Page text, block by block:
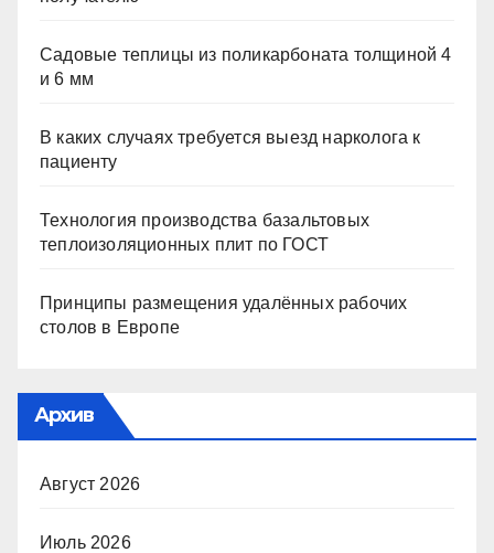
Садовые теплицы из поликарбоната толщиной 4
и 6 мм
В каких случаях требуется выезд нарколога к
пациенту
Технология производства базальтовых
теплоизоляционных плит по ГОСТ
Принципы размещения удалённых рабочих
столов в Европе
Архив
Август 2026
Июль 2026